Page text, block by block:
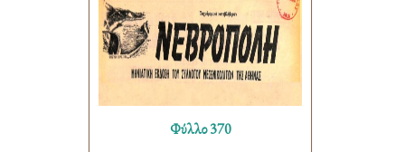
Φύλλο 370